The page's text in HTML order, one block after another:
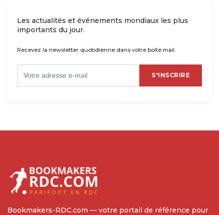
Les actualités et événements mondiaux les plus
importants du jour.
Recevez la newsletter quotidienne dans votre boîte mail.
S'INSCRIRE
Bookmakers-RDC.com — votre portail de référence pour